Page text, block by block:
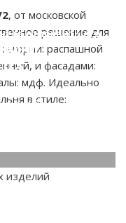
, от московской
решение для
распашной
и фасадами:
мдф. Идеально
в стиле:
отправить его
проектам.
под Ваши